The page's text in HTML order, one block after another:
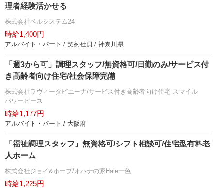
理者経験活かせる
株式会社ベルシステム24
時給1,400円
アルバイト・パート / 契約社員 / 神奈川県
「週3から可」調理スタッフ/無資格可/日勤のみ/サービス付
き高齢者向け住宅/社会保障完備
株式会社ラヴィータピエーナ/サービス付き高齢者向け住宅 スマイル
パワーピース
時給1,177円
アルバイト・パート / 大阪府
「福祉調理スタッフ」無資格可/シフト相談可/住宅型有料老
人ホーム
株式会社ジョイ&ホープ/オハナの家Hale一色
時給1,225円